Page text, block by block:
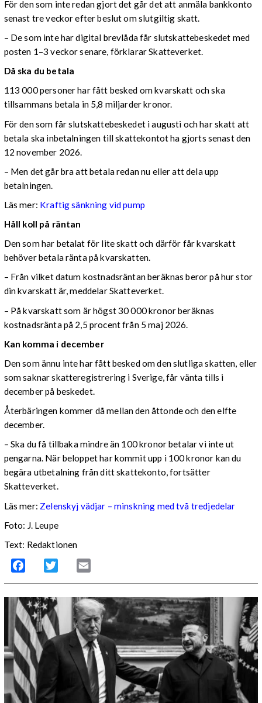
För den som inte redan gjort det går det att anmäla bankkonto
senast tre veckor efter beslut om slutgiltig skatt.
– De som inte har digital brevlåda får slutskattebeskedet med
posten 1–3 veckor senare, förklarar Skatteverket.
Då ska du betala
113 000 personer har fått besked om kvarskatt och ska
tillsammans betala in 5,8 miljarder kronor.
För den som får slutskattebeskedet i augusti och har skatt att
betala ska inbetalningen till skattekontot ha gjorts senast den
12 november 2026.
– Men det går bra att betala redan nu eller att dela upp
betalningen.
Läs mer: Kraftig sänkning vid pump
Håll koll på räntan
Den som har betalat för lite skatt och därför får kvarskatt
behöver betala ränta på kvarskatten.
– Från vilket datum kostnadsräntan beräknas beror på hur stor
din kvarskatt är, meddelar Skatteverket.
– På kvarskatt som är högst 30 000 kronor beräknas
kostnadsränta på 2,5 procent från 5 maj 2026.
Kan komma i december
Den som ännu inte har fått besked om den slutliga skatten, eller
som saknar skatteregistrering i Sverige, får vänta tills i
december på beskedet.
Återbäringen kommer då mellan den åttonde och den elfte
december.
– Ska du få tillbaka mindre än 100 kronor betalar vi inte ut
pengarna. När beloppet har kommit upp i 100 kronor kan du
begära utbetalning från ditt skattekonto, fortsätter
Skatteverket.
Läs mer: Zelenskyj vädjar – minskning med två tredjedelar
Foto: J. Leupe
Text: Redaktionen
Facebook Twitter